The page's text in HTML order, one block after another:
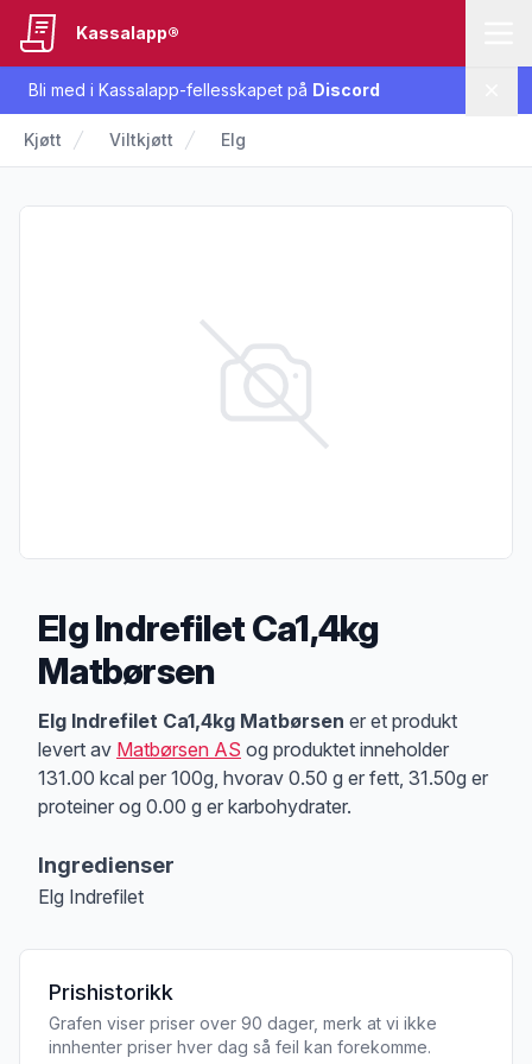
Bli med i Kassalapp-fellesskapet på Discord
Kassalapp®
Kjøtt Viltkjøtt Elg
Elg Indrefilet Ca1,4kg
Matbørsen
Produktbeskrivelse
Elg Indrefilet Ca1,4kg Matbørsen er et produkt
levert av Matbørsen AS og produktet inneholder
131.00 kcal per 100g, hvorav 0.50 g er fett, 31.50g er
proteiner og 0.00 g er karbohydrater.
Ingredienser
Elg Indrefilet
Prishistorikk
Grafen viser priser over 90 dager, merk at vi ikke
innhenter priser hver dag så feil kan forekomme.